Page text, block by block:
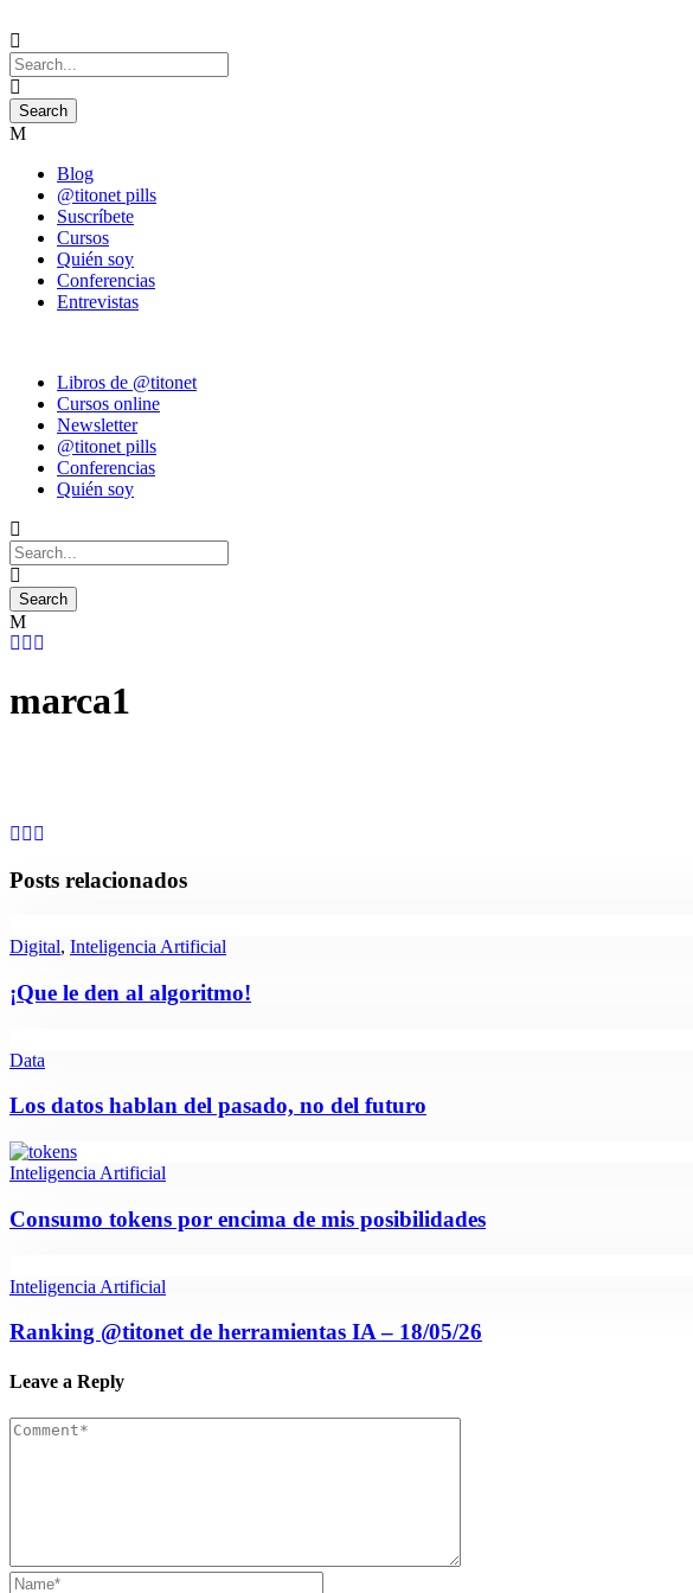
Blog
@titonet pills
Suscríbete
Cursos
Quién soy
Conferencias
Entrevistas
Libros de @titonet
Cursos online
Newsletter
@titonet pills
Conferencias
Quién soy
marca1
Posts relacionados
Digital, Inteligencia Artificial
¡Que le den al algoritmo!
Data
Los datos hablan del pasado, no del futuro
Inteligencia Artificial
Consumo tokens por encima de mis posibilidades
Inteligencia Artificial
Ranking @titonet de herramientas IA – 18/05/26
Leave a Reply